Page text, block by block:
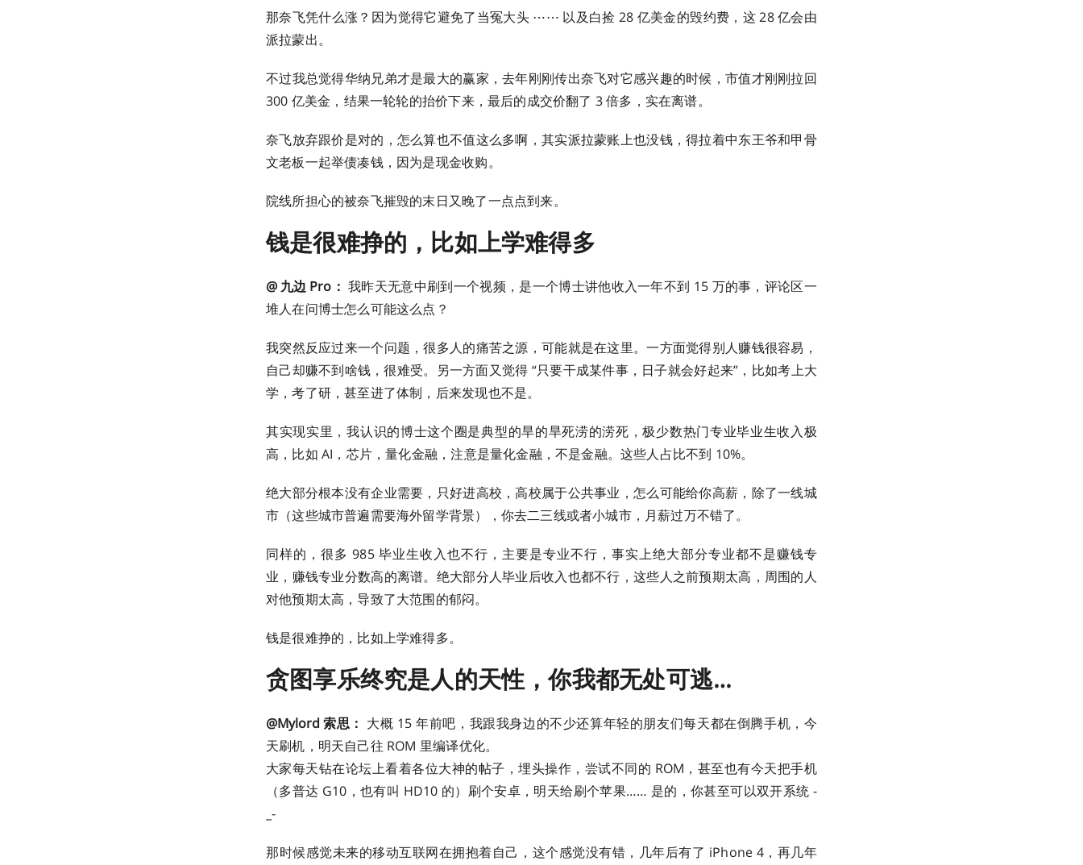
那奈飞凭什么涨？因为觉得它避免了当冤大头 ⋯⋯ 以及白捡 28 亿美金的毁约费，这 28 亿会由
派拉蒙出。
不过我总觉得华纳兄弟才是最大的赢家，去年刚刚传出奈飞对它感兴趣的时候，市值才刚刚拉回
300 亿美金，结果一轮轮的抬价下来，最后的成交价翻了 3 倍多，实在离谱。
奈飞放弃跟价是对的，怎么算也不值这么多啊，其实派拉蒙账上也没钱，得拉着中东王爷和甲骨
文老板一起举债凑钱，因为是现金收购。
院线所担心的被奈飞摧毁的末日又晚了一点点到来。
钱是很难挣的，比如上学难得多
@ 九边 Pro： 我昨天无意中刷到一个视频，是一个博士讲他收入一年不到 15 万的事，评论区一
堆人在问博士怎么可能这么点？
我突然反应过来一个问题，很多人的痛苦之源，可能就是在这里。一方面觉得别人赚钱很容易，
自己却赚不到啥钱，很难受。另一方面又觉得 “只要干成某件事，日子就会好起来”，比如考上大
学，考了研，甚至进了体制，后来发现也不是。
其实现实里，我认识的博士这个圈是典型的旱的旱死涝的涝死，极少数热门专业毕业生收入极
高，比如 AI，芯片，量化金融，注意是量化金融，不是金融。这些人占比不到 10%。
绝大部分根本没有企业需要，只好进高校，高校属于公共事业，怎么可能给你高薪，除了一线城
市（这些城市普遍需要海外留学背景），你去二三线或者小城市，月薪过万不错了。
同样的，很多 985 毕业生收入也不行，主要是专业不行，事实上绝大部分专业都不是赚钱专
业，赚钱专业分数高的离谱。绝大部分人毕业后收入也都不行，这些人之前预期太高，周围的人
对他预期太高，导致了大范围的郁闷。
钱是很难挣的，比如上学难得多。
贪图享乐终究是人的天性，你我都无处可逃…
@Mylord 索思： 大概 15 年前吧，我跟我身边的不少还算年轻的朋友们每天都在倒腾手机，今
天刷机，明天自己往 ROM 里编译优化。
大家每天钻在论坛上看着各位大神的帖子，埋头操作，尝试不同的 ROM，甚至也有今天把手机
（多普达 G10，也有叫 HD10 的）刷个安卓，明天给刷个苹果…… 是的，你甚至可以双开系统 -
_-
那时候感觉未来的移动互联网在拥抱着自己，这个感觉没有错，几年后有了 iPhone 4，再几年